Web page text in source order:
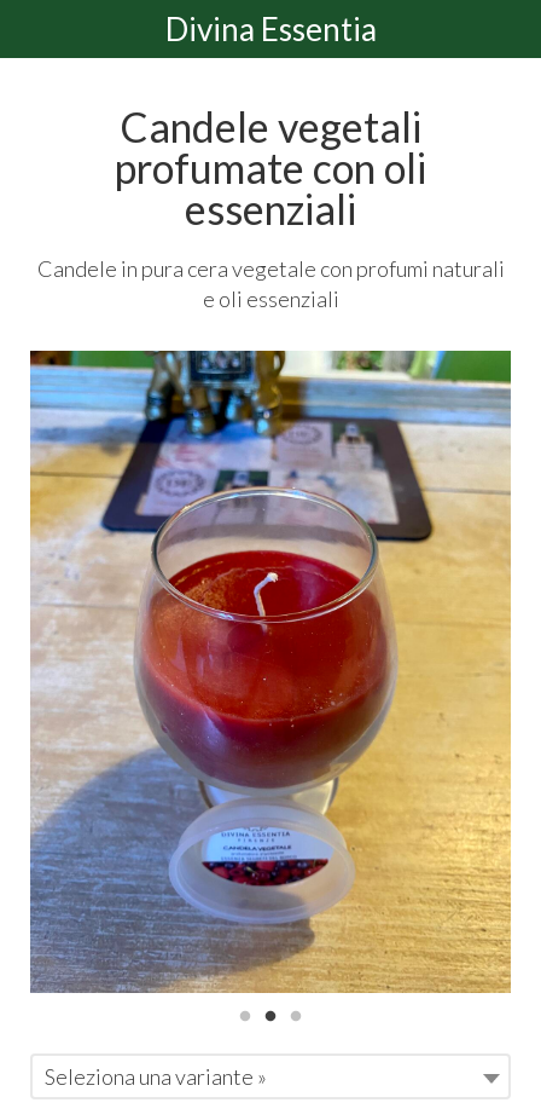
Divina Essentia
Candele vegetali
profumate con oli
essenziali
Candele in pura cera vegetale con profumi naturali
e oli essenziali
Seleziona una variante »